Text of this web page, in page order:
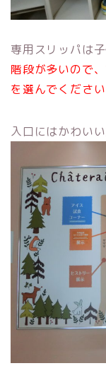
専用スリッパは
階段が多いので
を選んでください
入口にはかわい